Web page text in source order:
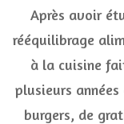
Après avoir
rééquilibrage
à la cuisine
plusieurs
burgers, de